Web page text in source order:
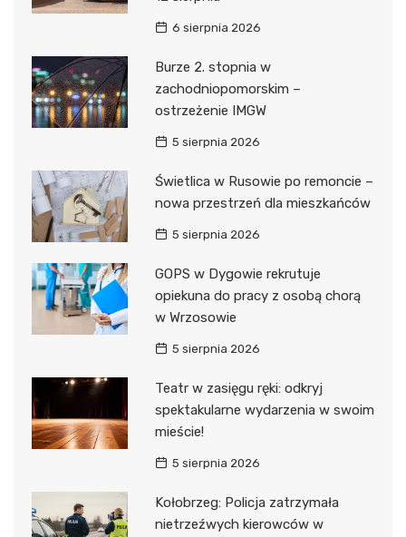
6 sierpnia 2026
Burze 2. stopnia w
zachodniopomorskim –
ostrzeżenie IMGW
5 sierpnia 2026
Świetlica w Rusowie po remoncie –
nowa przestrzeń dla mieszkańców
5 sierpnia 2026
GOPS w Dygowie rekrutuje
opiekuna do pracy z osobą chorą
w Wrzosowie
5 sierpnia 2026
Teatr w zasięgu ręki: odkryj
spektakularne wydarzenia w swoim
mieście!
5 sierpnia 2026
Kołobrzeg: Policja zatrzymała
nietrzeźwych kierowców w